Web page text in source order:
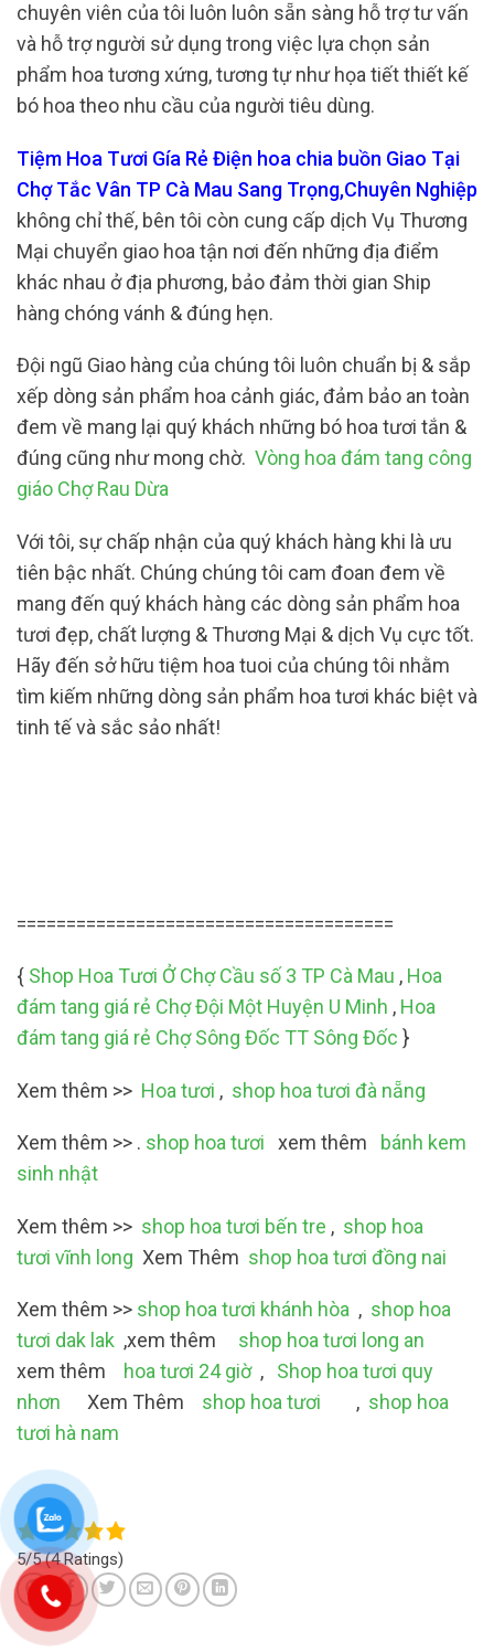
chuyên viên của tôi luôn luôn sẵn sàng hỗ trợ tư vấn
và hỗ trợ người sử dụng trong việc lựa chọn sản
phẩm hoa tương xứng, tương tự như họa tiết thiết kế
bó hoa theo nhu cầu của người tiêu dùng.
Tiệm Hoa Tươi Gía Rẻ Điện hoa chia buồn Giao Tại
Chợ Tắc Vân TP Cà Mau Sang Trọng,Chuyên Nghiệp
không chỉ thế, bên tôi còn cung cấp dịch Vụ Thương
Mại chuyển giao hoa tận nơi đến những địa điểm
khác nhau ở địa phương, bảo đảm thời gian Ship
hàng chóng vánh & đúng hẹn.
Đội ngũ Giao hàng của chúng tôi luôn chuẩn bị & sắp
xếp dòng sản phẩm hoa cảnh giác, đảm bảo an toàn
đem về mang lại quý khách những bó hoa tươi tắn &
đúng cũng như mong chờ. Vòng hoa đám tang công
giáo Chợ Rau Dừa
Với tôi, sự chấp nhận của quý khách hàng khi là ưu
tiên bậc nhất. Chúng chúng tôi cam đoan đem về
mang đến quý khách hàng các dòng sản phẩm hoa
tươi đẹp, chất lượng & Thương Mại & dịch Vụ cực tốt.
Hãy đến sở hữu tiệm hoa tuoi của chúng tôi nhằm
tìm kiếm những dòng sản phẩm hoa tươi khác biệt và
tinh tế và sắc sảo nhất!
======================================
{ Shop Hoa Tươi Ở Chợ Cầu số 3 TP Cà Mau , Hoa
đám tang giá rẻ Chợ Đội Một Huyện U Minh , Hoa
đám tang giá rẻ Chợ Sông Đốc TT Sông Đốc }
Xem thêm >> Hoa tươi , shop hoa tươi đà nẵng
Xem thêm >> . shop hoa tươi xem thêm bánh kem
sinh nhật
Xem thêm >> shop hoa tươi bến tre , shop hoa
tươi vĩnh long Xem Thêm shop hoa tươi đồng nai
Xem thêm >> shop hoa tươi khánh hòa , shop hoa
tươi dak lak ,xem thêm shop hoa tươi long an
xem thêm hoa tươi 24 giờ ,
Shop hoa tươi quy
nhơn
Xem Thêm shop hoa tươi , shop hoa
tươi hà nam
5/5 (4 Ratings)